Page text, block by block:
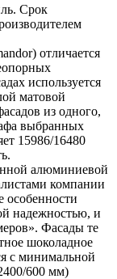
Срок
отличается
используется
матовой
из одного,
выбранных
15986/16480
алюминиевой
компании
особенности
надежностью, и
Фасады те
шоколадное
с минимальной
600 мм)